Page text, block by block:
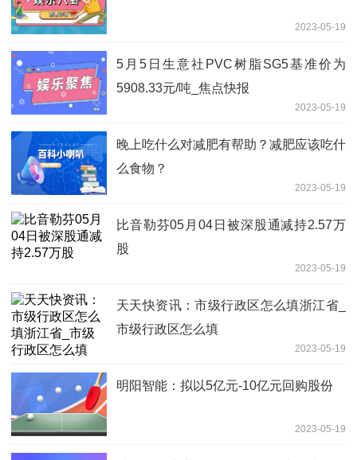
2023-05-19
5月5日生意社PVC树脂SG5基准价为
5908.33元/吨_焦点快报
2023-05-19
晚上吃什么对减肥有帮助？减肥应该吃什
么食物？
2023-05-19
比音勒芬05月04日被深股通减持2.57万
股
2023-05-19
天天快资讯：市级行政区怎么填浙江省_
市级行政区怎么填
2023-05-19
明阳智能：拟以5亿元-10亿元回购股份
2023-05-19